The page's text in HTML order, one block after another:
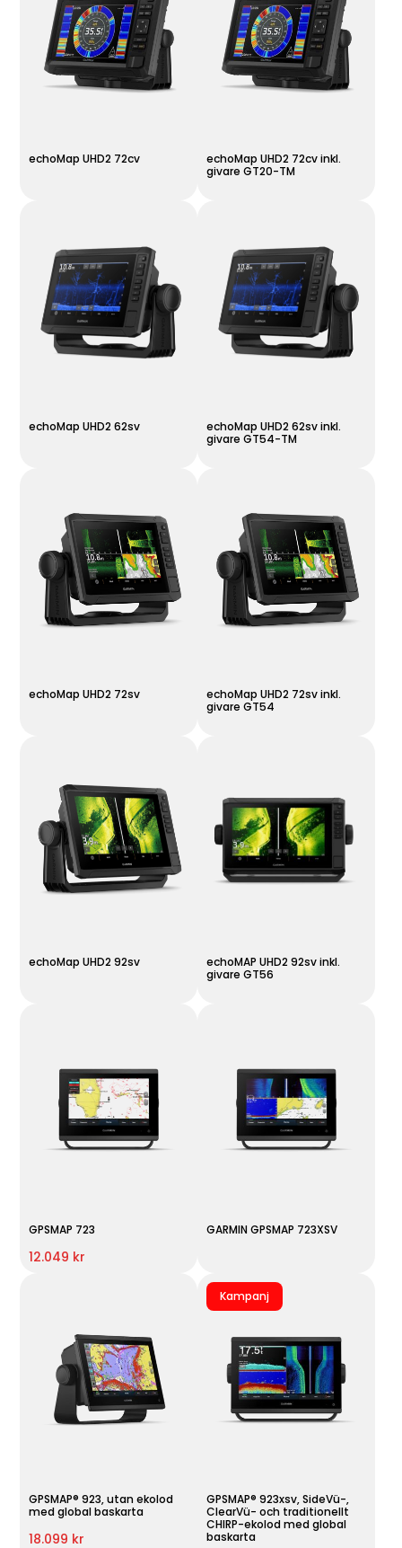
echoMap UHD2 72cv
echoMap UHD2 72cv inkl.
givare GT20-TM
echoMap UHD2 62sv
echoMap UHD2 62sv inkl.
givare GT54-TM
echoMap UHD2 72sv
echoMap UHD2 72sv inkl.
givare GT54
echoMap UHD2 92sv
echoMAP UHD2 92sv inkl.
givare GT56
GPSMAP 723
12.049 kr
GARMIN GPSMAP 723XSV
GPSMAP® 923, utan ekolod
med global baskarta
18.099 kr
Kampanj
GPSMAP® 923xsv, SideVü-,
ClearVü- och traditionellt
CHIRP-ekolod med global
baskarta